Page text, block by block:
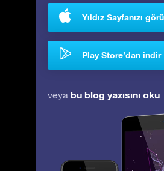
Yıldız Sayfanızı
Play Store’dan indir
veya bu blog yazısını oku